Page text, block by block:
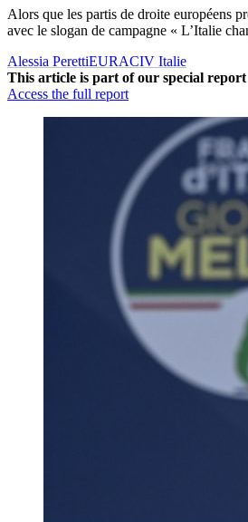
Alors que les partis de droite européens
avec le slogan de campagne « L’Italie
Alessia PerettiEURACIV Italie
This article is part of our special report
Access the full report